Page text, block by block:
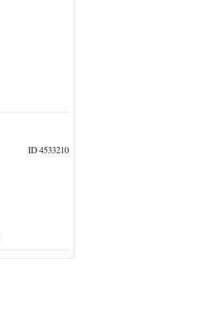
ID 4533210